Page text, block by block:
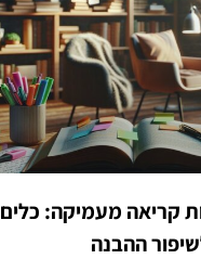
קריאה מעמיקה: כלים
ההבנה